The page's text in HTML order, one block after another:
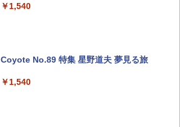
￥1,540
Coyote No.89 特集 星野道夫 夢見る旅
￥1,540